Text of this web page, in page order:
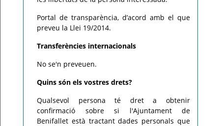
Portal de transparència, d’acord amb el que
preveu la Llei 19/2014.
Transferències internacionals
No se'n preveuen.
Quins són els vostres drets?
Qualsevol persona té dret a obtenir
confirmació sobre si l'Ajuntament de
Benifallet està tractant dades personals que